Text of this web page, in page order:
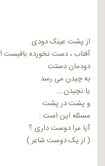
از پشت عینک دودی
آفتاب ، دست نخورده باقیست !
دودمان دستت
به چیدن می رسد
یا نچیدن …
و پشت در پشت
مسئله این است :
آیا مرا دوست داری ؟
( از یک دوست شاعر )